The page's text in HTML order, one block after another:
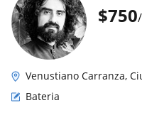
$750
Venustiano Carranza,
Bateria